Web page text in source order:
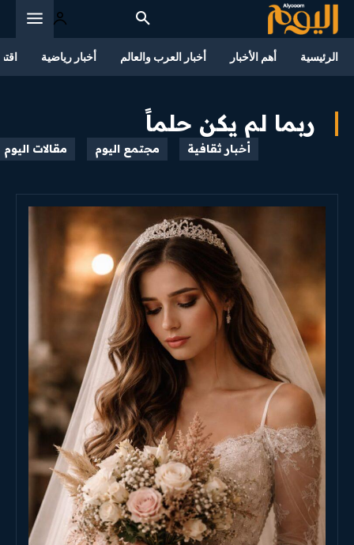
الرئيسية أهم الأخبار أخبار العرب والعالم أخبار رياضية
ربما لم يكن حلماً
أخبار ثقافية مجتمع اليوم مقالات اليوم